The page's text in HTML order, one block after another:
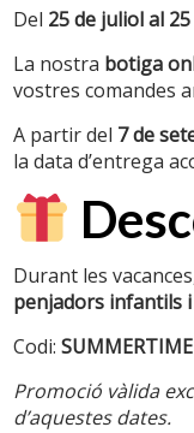
Colors
Acabats
Cartells
masies
Rètols
Del 25 de juliol al 25
La nostra botiga
vostres comandes
A partir del 7 de
la data d’entrega
Durant les
penjadors infantils
Codi: SUMMERTIME
Promoció vàlida
d’aquestes dates.